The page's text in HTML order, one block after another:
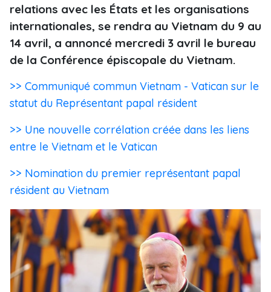
relations avec les États et les organisations
internationales, se rendra au Vietnam du 9 au
14 avril, a annoncé mercredi 3 avril le bureau
de la Conférence épiscopale du Vietnam.
>> Communiqué commun Vietnam - Vatican sur le
statut du Représentant papal résident
>> Une nouvelle corrélation créée dans les liens
entre le Vietnam et le Vatican
>> Nomination du premier représentant papal
résident au Vietnam